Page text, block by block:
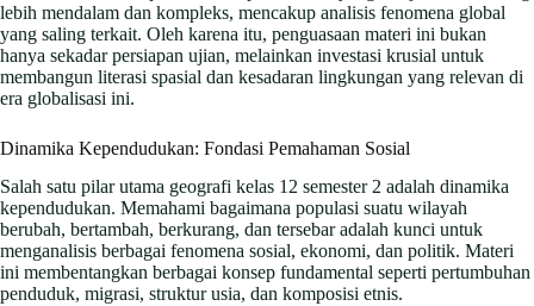
lebih mendalam dan kompleks, mencakup analisis fenomena global
yang saling terkait. Oleh karena itu, penguasaan materi ini bukan
hanya sekadar persiapan ujian, melainkan investasi krusial untuk
membangun literasi spasial dan kesadaran lingkungan yang relevan di
era globalisasi ini.
Dinamika Kependudukan: Fondasi Pemahaman Sosial
Salah satu pilar utama geografi kelas 12 semester 2 adalah dinamika
kependudukan. Memahami bagaimana populasi suatu wilayah
berubah, bertambah, berkurang, dan tersebar adalah kunci untuk
menganalisis berbagai fenomena sosial, ekonomi, dan politik. Materi
ini membentangkan berbagai konsep fundamental seperti pertumbuhan
penduduk, migrasi, struktur usia, dan komposisi etnis.